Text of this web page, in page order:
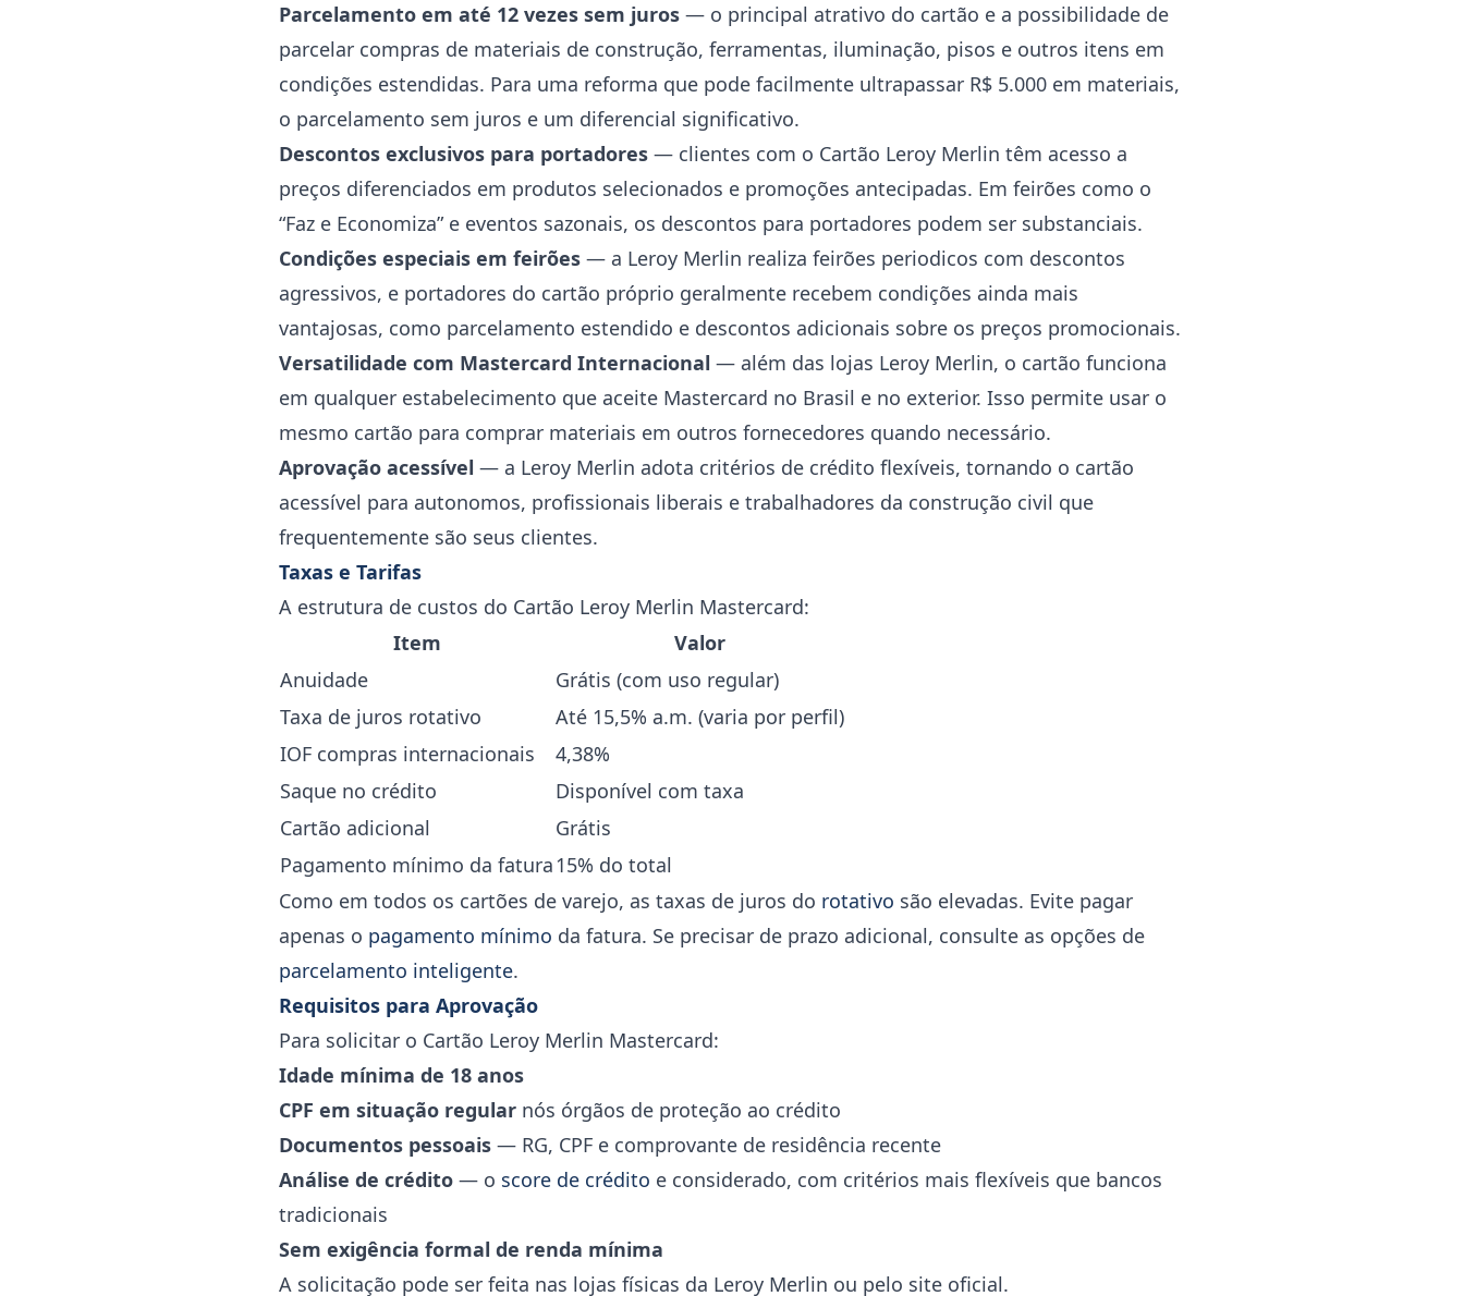
Parcelamento em até 12 vezes sem juros — o principal atrativo do cartão e a possibilidade de
parcelar compras de materiais de construção, ferramentas, iluminação, pisos e outros itens em
condições estendidas. Para uma reforma que pode facilmente ultrapassar R$ 5.000 em materiais,
o parcelamento sem juros e um diferencial significativo.
Descontos exclusivos para portadores — clientes com o Cartão Leroy Merlin têm acesso a
preços diferenciados em produtos selecionados e promoções antecipadas. Em feirões como o
“Faz e Economiza” e eventos sazonais, os descontos para portadores podem ser substanciais.
Condições especiais em feirões — a Leroy Merlin realiza feirões periodicos com descontos
agressivos, e portadores do cartão próprio geralmente recebem condições ainda mais
vantajosas, como parcelamento estendido e descontos adicionais sobre os preços promocionais.
Versatilidade com Mastercard Internacional — além das lojas Leroy Merlin, o cartão funciona
em qualquer estabelecimento que aceite Mastercard no Brasil e no exterior. Isso permite usar o
mesmo cartão para comprar materiais em outros fornecedores quando necessário.
Aprovação acessível — a Leroy Merlin adota critérios de crédito flexíveis, tornando o cartão
acessível para autonomos, profissionais liberais e trabalhadores da construção civil que
frequentemente são seus clientes.
Taxas e Tarifas
A estrutura de custos do Cartão Leroy Merlin Mastercard:
Item
Valor
Anuidade
Grátis (com uso regular)
Taxa de juros rotativo
Até 15,5% a.m. (varia por perfil)
IOF compras internacionais
4,38%
Saque no crédito
Disponível com taxa
Cartão adicional
Grátis
Pagamento mínimo da fatura15% do total
Como em todos os cartões de varejo, as taxas de juros do rotativo são elevadas. Evite pagar
apenas o pagamento mínimo da fatura. Se precisar de prazo adicional, consulte as opções de
parcelamento inteligente.
Requisitos para Aprovação
Para solicitar o Cartão Leroy Merlin Mastercard:
Idade mínima de 18 anos
CPF em situação regular nós órgãos de proteção ao crédito
Documentos pessoais — RG, CPF e comprovante de residência recente
Análise de crédito — o score de crédito e considerado, com critérios mais flexíveis que bancos
tradicionais
Sem exigência formal de renda mínima
A solicitação pode ser feita nas lojas físicas da Leroy Merlin ou pelo site oficial.